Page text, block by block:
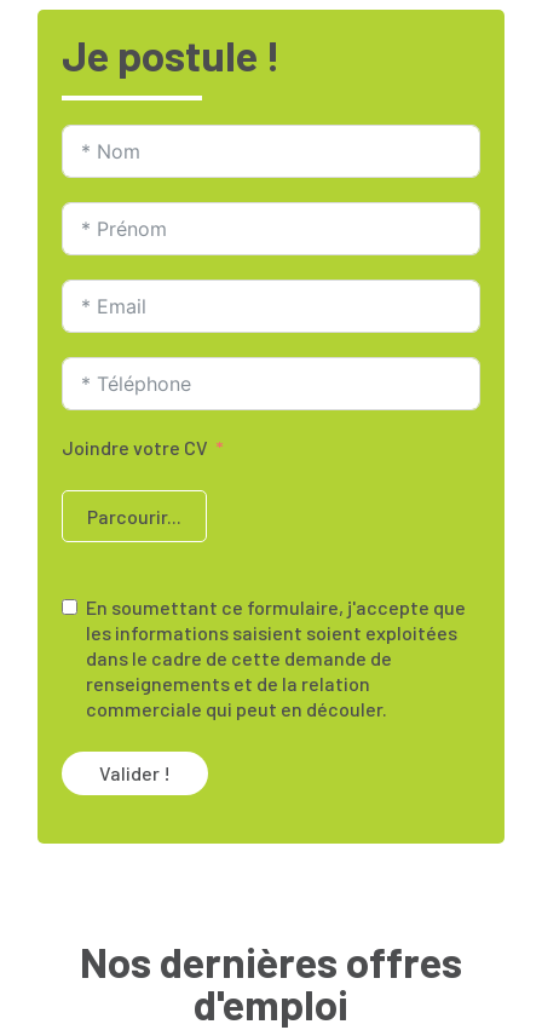
Je postule !
Joindre votre CV
Parcourir...
En soumettant ce formulaire, j'accepte que
les informations saisient soient exploitées
dans le cadre de cette demande de
renseignements et de la relation
commerciale qui peut en découler.
Valider !
Nos dernières offres
d'emploi